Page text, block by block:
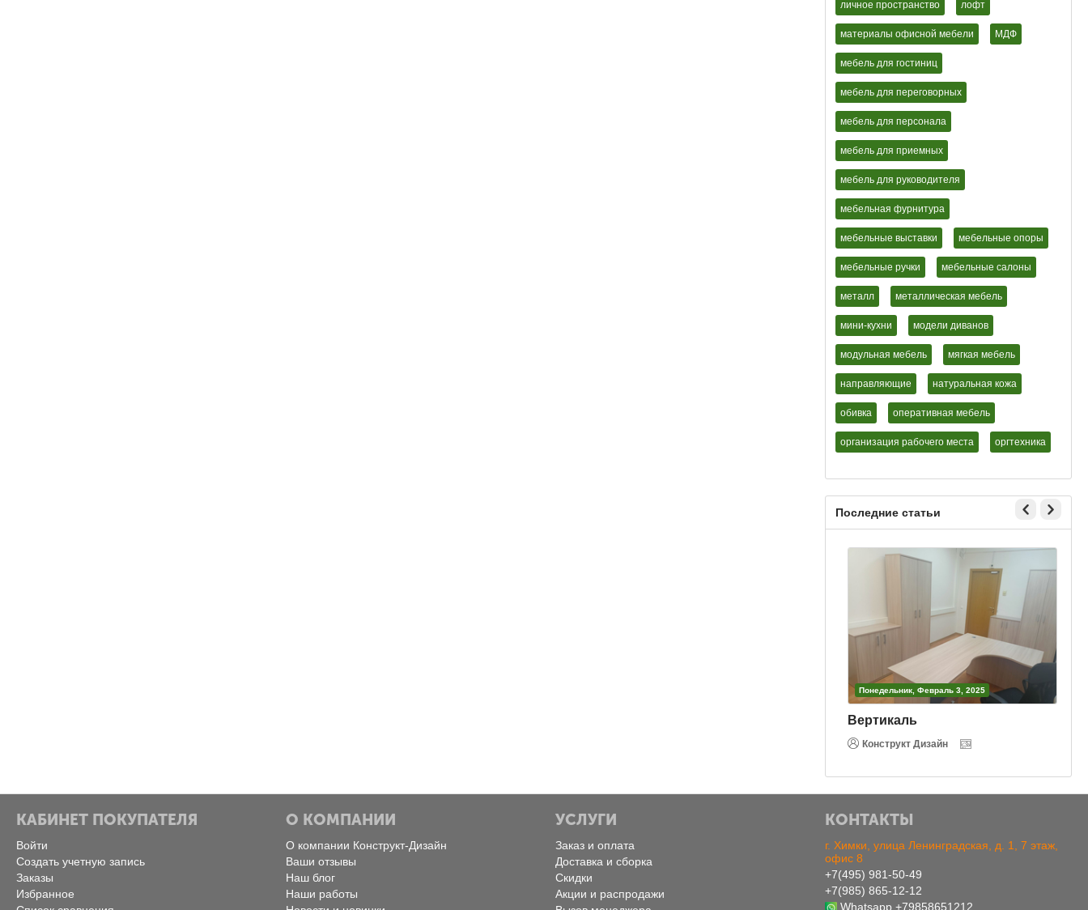
личное пространство лофт
материалы офисной мебели МДФ
мебель для гостиниц
мебель для переговорных
мебель для персонала
мебель для приемных
мебель для руководителя
мебельная фурнитура
мебельные выставки мебельные опоры
мебельные ручки мебельные салоны
металл металлическая мебель
мини-кухни модели диванов
модульная мебель мягкая мебель
направляющие натуральная кожа
обивка оперативная мебель
организация рабочего места оргтехника
Последние статьи
Понедельник, Февраль 3, 2025
Вертикаль
Конструкт Дизайн
КАБИНЕТ ПОКУПАТЕЛЯ
Войти
Создать учетную запись
Заказы
Избранное
О КОМПАНИИ
О компании Конструкт-Дизайн
Ваши отзывы
Наш блог
Наши работы
УСЛУГИ
Заказ и оплата
Доставка и сборка
Скидки
Акции и распродажи
КОНТАКТЫ
г. Химки, улица Ленинградская, д. 1, 7 этаж,
офис 8
+7(495) 981-50-49
+7(985) 865-12-12
Whatsapp +79858651212